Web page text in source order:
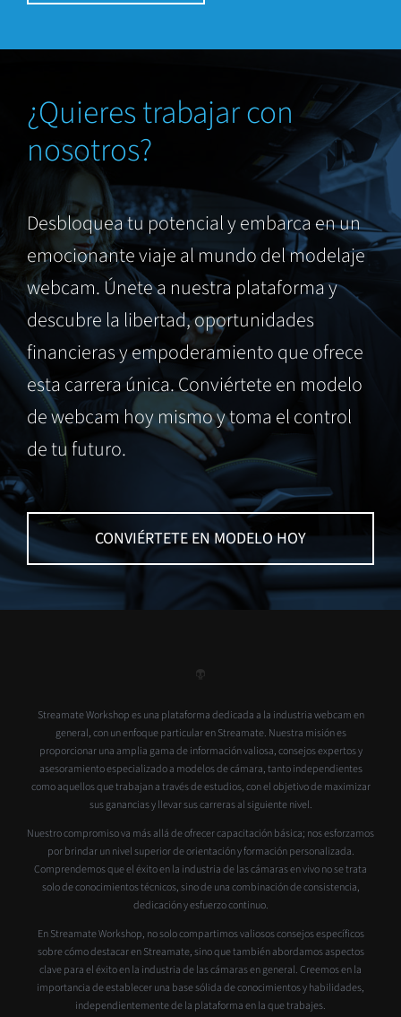
¿Quieres trabajar con
nosotros?
Desbloquea tu potencial y embarca en un
emocionante viaje al mundo del modelaje
webcam. Únete a nuestra plataforma y
descubre la libertad, oportunidades
financieras y empoderamiento que ofrece
esta carrera única. Conviértete en modelo
de webcam hoy mismo y toma el control
de tu futuro.
CONVIÉRTETE EN MODELO HOY
Streamate Workshop es una plataforma dedicada a la industria webcam en
general, con un enfoque particular en Streamate. Nuestra misión es
proporcionar una amplia gama de información valiosa, consejos expertos y
asesoramiento especializado a modelos de cámara, tanto independientes
como aquellos que trabajan a través de estudios, con el objetivo de maximizar
sus ganancias y llevar sus carreras al siguiente nivel.
Nuestro compromiso va más allá de ofrecer capacitación básica; nos esforzamos
por brindar un nivel superior de orientación y formación personalizada.
Comprendemos que el éxito en la industria de las cámaras en vivo no se trata
solo de conocimientos técnicos, sino de una combinación de consistencia,
dedicación y esfuerzo continuo.
En Streamate Workshop, no solo compartimos valiosos consejos específicos
sobre cómo destacar en Streamate, sino que también abordamos aspectos
clave para el éxito en la industria de las cámaras en general. Creemos en la
importancia de establecer una base sólida de conocimientos y habilidades,
independientemente de la plataforma en la que trabajes.